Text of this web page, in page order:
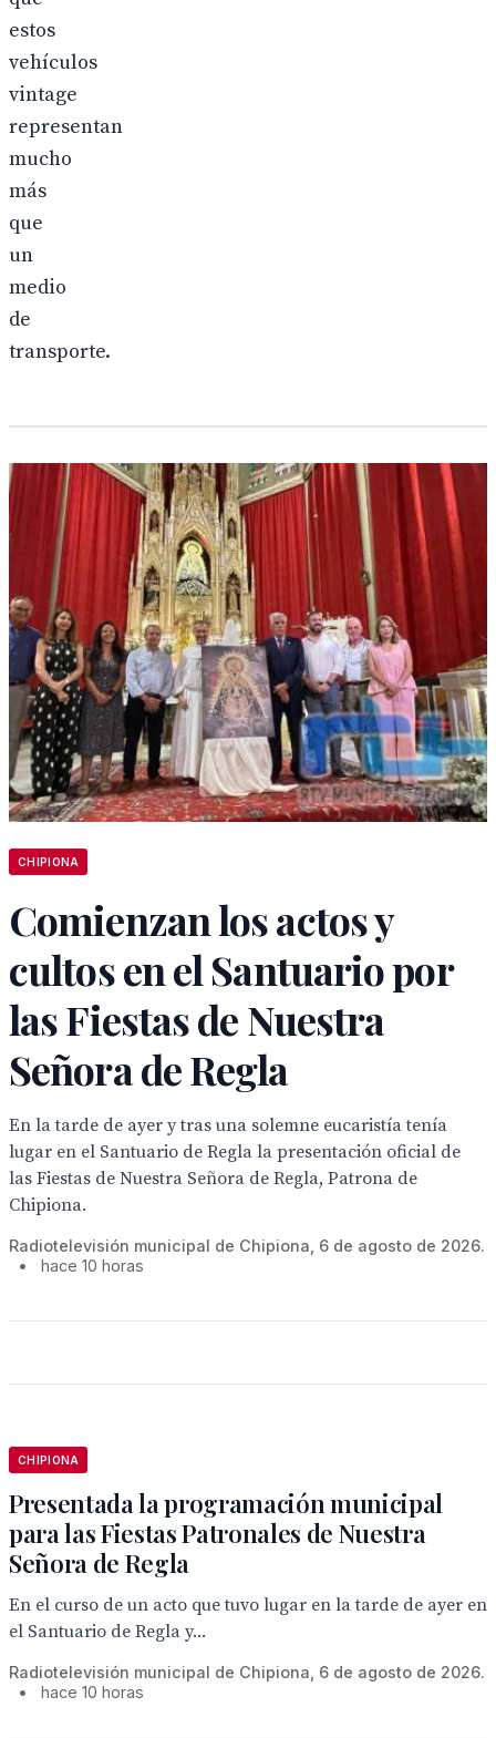
estos
vehículos
vintage
representan
mucho
más
que
un
medio
de
transporte.
CHIPIONA
Comienzan los actos y
cultos en el Santuario por
las Fiestas de Nuestra
Señora de Regla
En la tarde de ayer y tras una solemne eucaristía tenía
lugar en el Santuario de Regla la presentación oficial de
las Fiestas de Nuestra Señora de Regla, Patrona de
Chipiona.
Radiotelevisión municipal de Chipiona, 6 de agosto de 2026.
•
hace 10 horas
CHIPIONA
Presentada la programación municipal
para las Fiestas Patronales de Nuestra
Señora de Regla
En el curso de un acto que tuvo lugar en la tarde de ayer en
el Santuario de Regla y...
Radiotelevisión municipal de Chipiona, 6 de agosto de 2026.
•
hace 10 horas